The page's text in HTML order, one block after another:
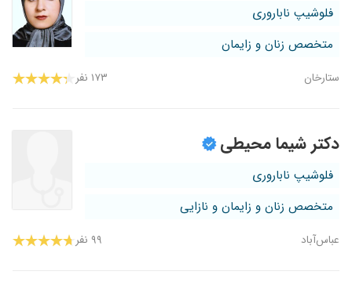
فلوشیپ ناباروری
متخصص زنان و زایمان
ستارخان ۱۷۳ نفر
دکتر شیما محیطی
فلوشیپ ناباروری
متخصص زنان و زایمان و نازایی
عباس‌آباد ۹۹ نفر